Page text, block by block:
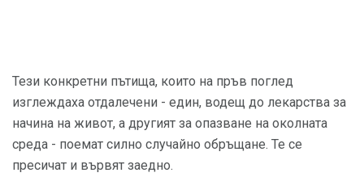
Тези конкретни пътища, които на пръв поглед
изглеждаха отдалечени - един, водещ до лекарства за
начина на живот, а другият за опазване на околната
среда - поемат силно случайно обръщане. Те се
пресичат и вървят заедно.